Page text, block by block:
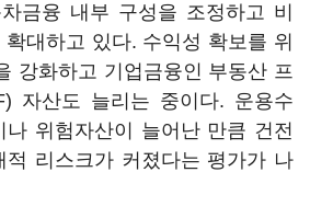
금융 내부 구성을 조정하고 비
대하고 있다. 수익성 확보를 위
강화하고 기업금융인 부동산 프
자산도 늘리는 중이다. 운용수
나 위험자산이 늘어난 만큼 건전
적 리스크가 커졌다는 평가가 나